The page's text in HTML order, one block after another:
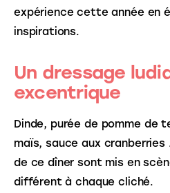
expérience cette année en
inspirations.
Un dressage
excentrique
Dinde, purée de pomme de
maïs, sauce aux
de ce dîner sont mis en
différent à chaque cliché.